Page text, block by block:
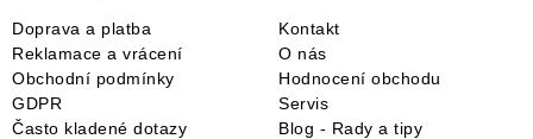
Doprava a platba
Reklamace a vrácení
Obchodní podmínky
GDPR
Často kladené dotazy
Kontakt
O nás
Hodnocení obchodu
Servis
Blog - Rady a tipy